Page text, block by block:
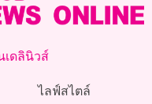
เดลินิวส์
ไลฟ์สไตล์